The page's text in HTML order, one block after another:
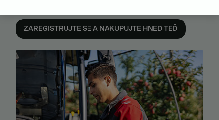
ZAREGISTRUJTE SE A NAKUPUJTE HNED TEĎ